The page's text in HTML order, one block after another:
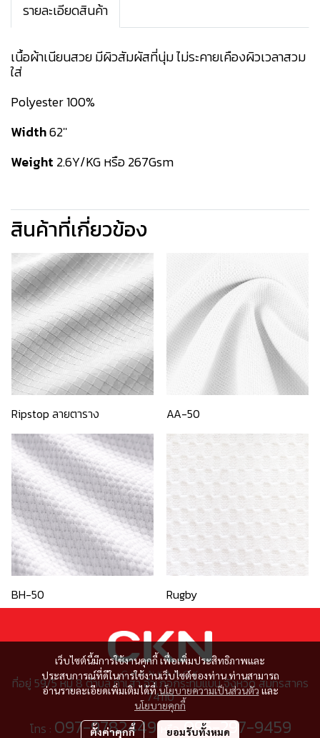
รายละเอียดสินค้า
เนื้อผ้าเนียนสวย มีผิวสัมผัสที่นุ่ม ไม่ระคายเคืองผิวเวลาสวม
ใส่
Polyester 100%
Width62''
Weight 2.6Y/KG หรือ 267Gsm
สินค้าที่เกี่ยวข้อง
Ripstop ลายตาราง AA-50
BH-50 Rugby
เว็บไซต์นี้มีการใช้งานคุกกี้ เพื่อเพิ่มประสิทธิภาพและ
ประสบการณ์ที่ดีในการใช้งานเว็บไซต์ของท่าน ท่านสามารถ
อ่านรายละเอียดเพิ่มเติมได้ที่นโยบายความเป็นส่วนตัวและ
นโยบายคุกกี้
ตั้งค่าคุกกี้ ยอมรับทั้งหมด
ที่อยู่ 59/5 หมู่ 8 ตำบล ท่าเสา อำเภอกระทุ่มแบน จังหวัด สมุทรสาคร
74110
โทร : 097-9782449 หรือ095-297-9459